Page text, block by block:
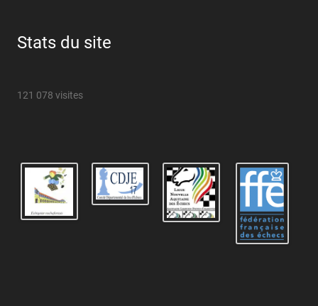
Stats du site
121 078 visites